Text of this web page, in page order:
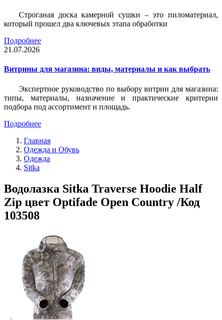
Строганая доска камерной сушки – это пиломатериал,
который прошел два ключевых этапа обработки
Подробнее
21.07.2026
Витрины для магазина: виды, материалы и как выбрать
Экспертное руководство по выбору витрин для магазина:
типы, материалы, назначение и практические критерии
подбора под ассортимент и площадь.
Подробнее
Главная
Одежда и Обувь
Одежда
Sitka
Водолазка Sitka Traverse Hoodie Half
Zip цвет Optifade Open Country /Код
103508